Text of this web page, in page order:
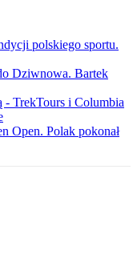
polskiego sportu.
Dziwnowa. Bartek
- TrekTours i Columbia
Open. Polak pokonał